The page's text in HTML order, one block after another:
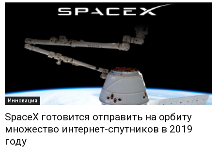
Инновация
SpaceX готовится отправить на орбиту
множество интернет-спутников в 2019
году